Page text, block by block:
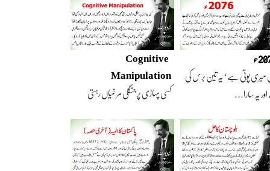
میری پوتی ہے‘ یہ تین برس کی
یہ سارا…
Cognitive
Manipulation
کسی پہاڑی پر جنگلی مرغیاں رہتی